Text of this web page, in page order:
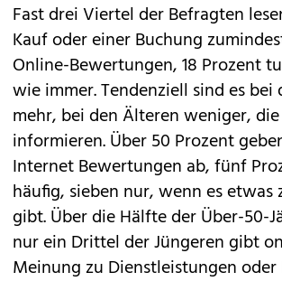
Fast drei Viertel der Befragten
Kauf oder einer Buchung
Online-Bewertungen, 18 Prozent
wie immer. Tendenziell sind es bei
mehr, bei den Älteren weniger,
informieren. Über 50 Prozent
Internet Bewertungen ab, fünf
häufig, sieben nur, wenn es etwas
gibt. Über die Hälfte der Über-50-
nur ein Drittel der Jüngeren gibt
Meinung zu Dienstleistungen